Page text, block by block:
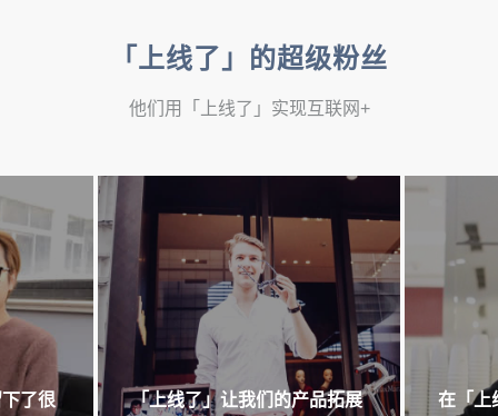
「上线了」的超级粉丝
他们用「上线了」实现互联网+
了很
「上线了」让我们的产品拓展
在「上